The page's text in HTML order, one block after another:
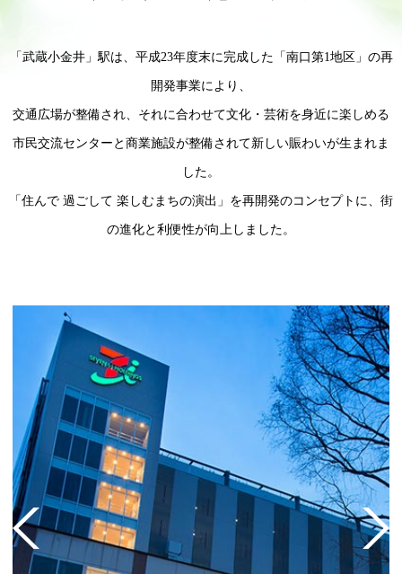
「武蔵小金井」駅は、平成23年度末に完成した「南口第1地区」の再
開発事業により、
交通広場が整備され、それに合わせて文化・芸術を身近に楽しめる
市民交流センターと商業施設が整備されて新しい賑わいが生まれま
した。
「住んで 過ごして 楽しむまちの演出」を再開発のコンセプトに、街
の進化と利便性が向上しました。